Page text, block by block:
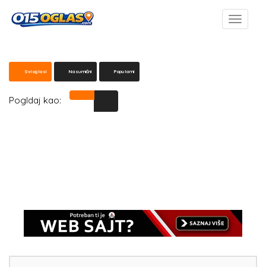
Svi oglasi Nasumični Popularni
Pogldaj kao: